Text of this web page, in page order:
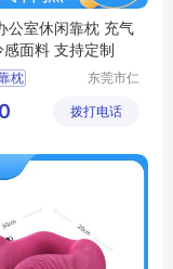
公室休闲靠枕 充气
感面料 支持定制
枕
东莞市仁
技有限公
拨打电话